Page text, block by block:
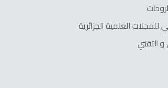
للمجلات العلمية الجزائرية
التقني